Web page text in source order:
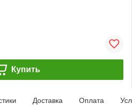
Купить
Доставка Оплата